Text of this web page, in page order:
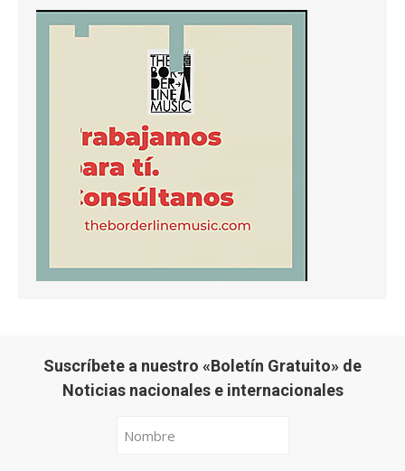
Suscríbete a nuestro «Boletín Gratuito» de
Noticias nacionales e internacionales